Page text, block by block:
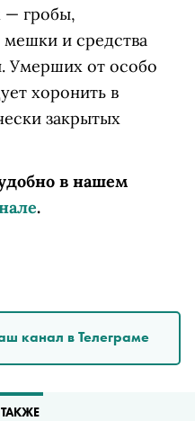
— гробы,
мешки и средства
Умерших от особо
хоронить в
закрытых
в нашем
.
канал в Телеграме